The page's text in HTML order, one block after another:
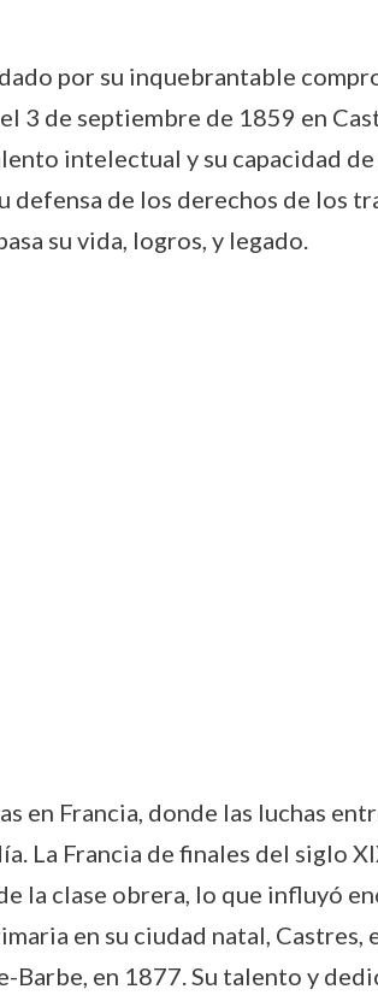
por su inquebrantable
3 de septiembre de 1859 en
intelectual y su capacidad
de los derechos de los
su vida, logros, y legado.
en Francia, donde las luchas
La Francia de finales del siglo
la clase obrera, lo que influyó
en su ciudad natal, Castres,
Barbe, en 1877. Su talento y